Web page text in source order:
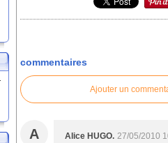
commentaires
Ajouter un
A Alice HUGO. 27/05/2010